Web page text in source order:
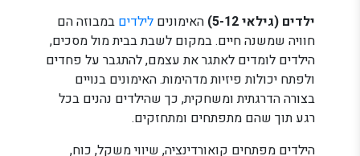
ילדים (גילאי 5-12)
האימונים לילדים במבוזה הם
חוויה שמשנה חיים. במקום לשבת בבית מול מסכים,
הילדים לומדים לאתגר את עצמם, להתגבר על פחדים
ולפתח יכולות פיזיות מדהימות. האימונים בנויים
בצורה הדרגתית ומשחקית, כך שהילדים נהנים בכל
רגע תוך שהם מתפתחים ומתחזקים.
הילדים מפתחים קואורדינציה, שיווי משקל, כוח,